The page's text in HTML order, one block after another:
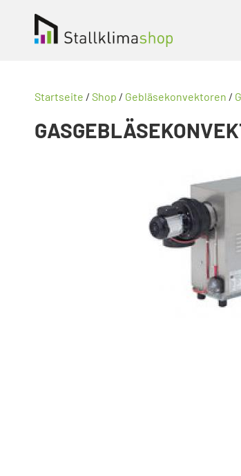
Startseite / Shop / Gebläsekonvektoren /